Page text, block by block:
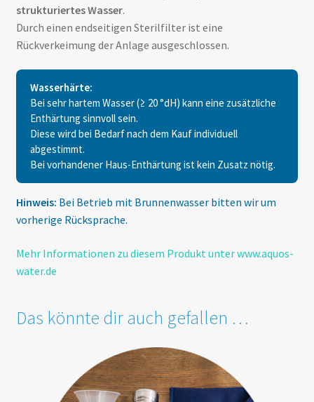
strukturiertes Wasser.
Durch einen endseitigen Sterilfilter ist eine
Rückverkeimung der Anlage ausgeschlossen.
Wasserhärte:
Bei sehr hartem Wasser (≥ 20 °dH) kann eine zusätzliche
Enthärtung sinnvoll sein.
Diese wird bei Bedarf nach dem Kauf individuell
abgestimmt.
Bei vorhandener Haus-Enthärtung ist kein Zusatz nötig.
Hinweis: Bei Betrieb mit Brunnenwasser bitten wir um
vorherige Rücksprache.
Mehr Informationen zu diesem Produkt unter www.aquos-
water.de
Das könnte dir auch gefallen …